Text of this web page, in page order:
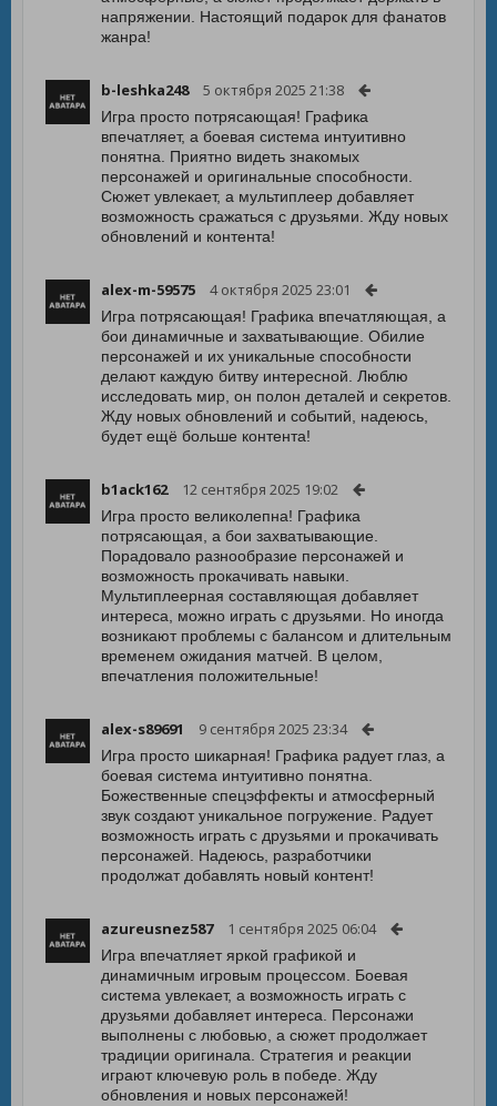
напряжении. Настоящий подарок для фанатов
жанра!
b-leshka248 5 октября 2025 21:38
Игра просто потрясающая! Графика
впечатляет, а боевая система интуитивно
понятна. Приятно видеть знакомых
персонажей и оригинальные способности.
Сюжет увлекает, а мультиплеер добавляет
возможность сражаться с друзьями. Жду новых
обновлений и контента!
alex-m-59575 4 октября 2025 23:01
Игра потрясающая! Графика впечатляющая, а
бои динамичные и захватывающие. Обилие
персонажей и их уникальные способности
делают каждую битву интересной. Люблю
исследовать мир, он полон деталей и секретов.
Жду новых обновлений и событий, надеюсь,
будет ещё больше контента!
b1ack162 12 сентября 2025 19:02
Игра просто великолепна! Графика
потрясающая, а бои захватывающие.
Порадовало разнообразие персонажей и
возможность прокачивать навыки.
Мультиплеерная составляющая добавляет
интереса, можно играть с друзьями. Но иногда
возникают проблемы с балансом и длительным
временем ожидания матчей. В целом,
впечатления положительные!
alex-s89691 9 сентября 2025 23:34
Игра просто шикарная! Графика радует глаз, а
боевая система интуитивно понятна.
Божественные спецэффекты и атмосферный
звук создают уникальное погружение. Радует
возможность играть с друзьями и прокачивать
персонажей. Надеюсь, разработчики
продолжат добавлять новый контент!
azureusnez587 1 сентября 2025 06:04
Игра впечатляет яркой графикой и
динамичным игровым процессом. Боевая
система увлекает, а возможность играть с
друзьями добавляет интереса. Персонажи
выполнены с любовью, а сюжет продолжает
традиции оригинала. Стратегия и реакции
играют ключевую роль в победе. Жду
обновления и новых персонажей!